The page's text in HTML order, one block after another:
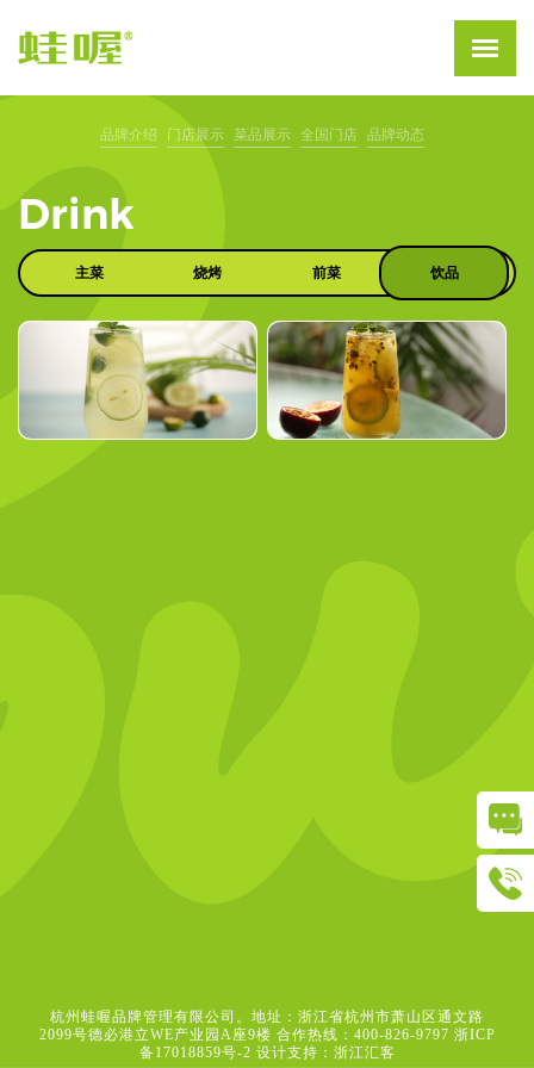
品牌介绍 门店展示 菜品展示 全国门店 品牌动态
Drink
主菜 烧烤 前菜 饮品
杭州蛙喔品牌管理有限公司。地址：浙江省杭州市萧山区通文路
2099号德必港立WE产业园A座9楼 合作热线：400-826-9797 浙ICP
备17018859号-2 设计支持：浙江汇客